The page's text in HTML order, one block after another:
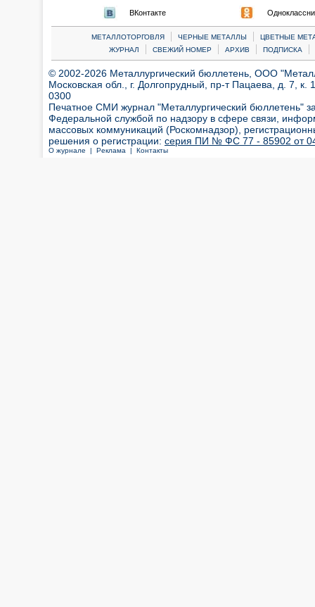
ВКонтакте
МЕТАЛЛОТОРГОВЛЯ | ЧЕРНЫЕ МЕТАЛЛЫ |
ЦВЕТНЫЕ
ЖУРНАЛ
| СВЕЖИЙ НОМЕР | АРХИВ | ПОДПИСКА |
© 2002-2026 Металлургический бюллетень, ООО
Московская обл., г. Долгопрудный, пр-т Пацаева, д. 7,
0300
Печатное СМИ журнал "Металлургический бюллетень"
Федеральной службой по надзору в сфере связи,
массовых коммуникаций (Роскомнадзор),
решения о регистрации: серия ПИ № ФС 77 - 85902 от 04
О журнале | Реклама | Контакты